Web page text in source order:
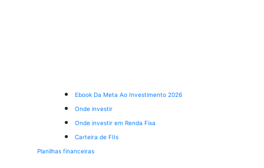
Ebook Da Meta Ao Investimento 2026
Onde investir
Onde investir em Renda Fixa
Carteira de FIIs
Planilhas financeiras